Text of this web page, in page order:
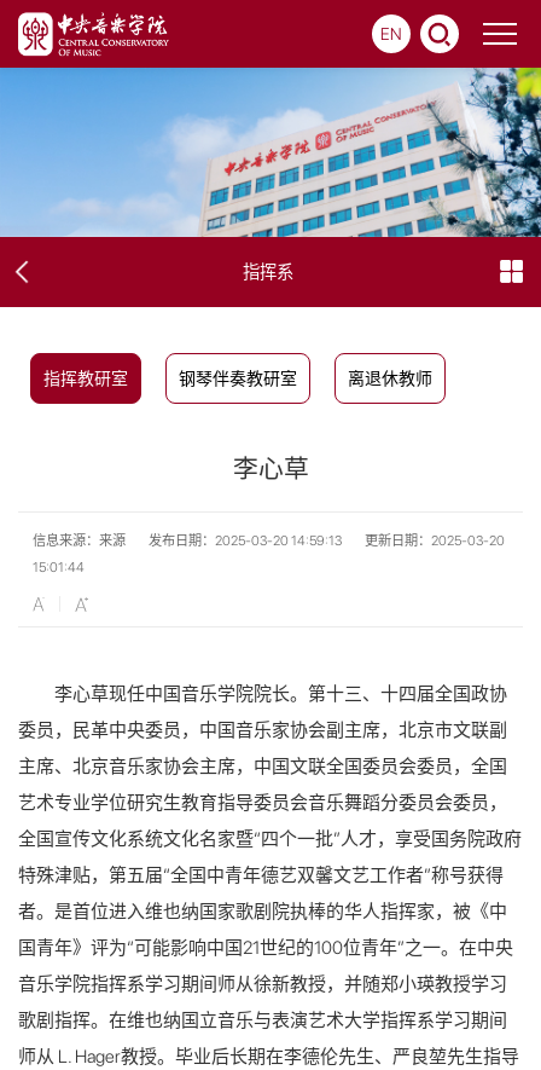
EN
指挥系
指挥教研室 钢琴伴奏教研室 离退休教师
李心草
信息来源：来源 发布日期：2025-03-20 14:59:13
更新日期：2025-03-20
15:01:44
李心草现任中国音乐学院院长。第十三、十四届全国政协
委员，民革中央委员，中国音乐家协会副主席，北京市文联副
主席、北京音乐家协会主席，中国文联全国委员会委员，全国
艺术专业学位研究生教育指导委员会音乐舞蹈分委员会委员，
全国宣传文化系统文化名家暨“四个一批”人才，享受国务院政府
特殊津贴，第五届“全国中青年德艺双馨文艺工作者”称号获得
者。是首位进入维也纳国家歌剧院执棒的华人指挥家，被《中
国青年》评为“可能影响中国21世纪的100位青年”之一。在中央
音乐学院指挥系学习期间师从徐新教授，并随郑小瑛教授学习
歌剧指挥。在维也纳国立音乐与表演艺术大学指挥系学习期间
师从 L. Hager教授。毕业后长期在李德伦先生、严良堃先生指导